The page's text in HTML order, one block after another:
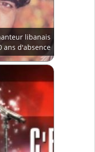
libanais
ans d'absence